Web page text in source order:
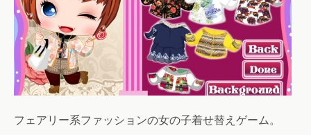
フェアリー系ファッションの女の子着せ替えゲーム。